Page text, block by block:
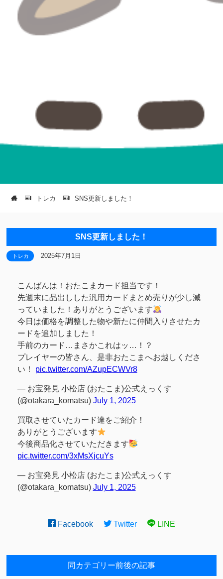
トレカ SNS更新しました！
SNS更新しました！
トレカ 2025年7月1日
こんばんは！おたこまカード担当です！
先週末に品出しした汎用カードまとめ売りが少し減
っていました！ありがとうございます
今日は価格を調整した物や新たに仲間入りさせたカ
ードを追加しました！
手前のカード…まさかこれはッ…！？
プレイヤーの皆さん、是非おたこまへお越しくださ
い！ pic.twitter.com/AZupECWVr8
— お宝発見 小松店 (おたこま)公式えっくす
(@otakara_komatsu) July 1, 2025
買取させていたカード達をご紹介！
ありがとうございます
今後商品化させていただきます
pic.twitter.com/3xMsXjcuYs
— お宝発見 小松店 (おたこま)公式えっくす
(@otakara_komatsu) July 1, 2025
Facebook Twitter LINE
同カテゴリー前後の記事